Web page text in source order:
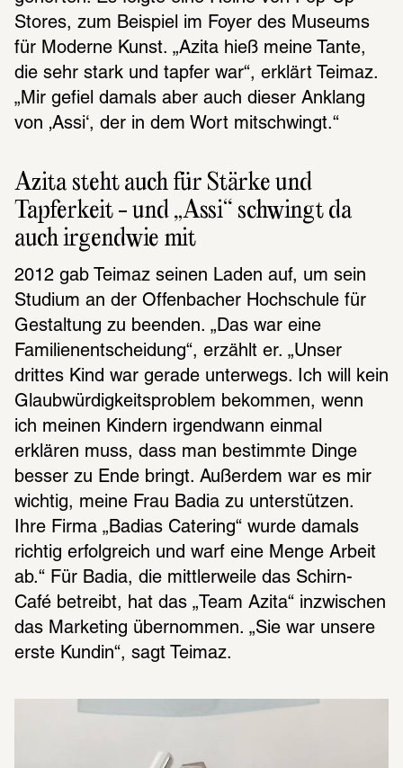
Stores, zum Beispiel im Foyer des Museums
für Moderne Kunst. „Azita hieß meine Tante,
die sehr stark und tapfer war“, erklärt Teimaz.
„Mir gefiel damals aber auch dieser Anklang
von ‚Assi‘, der in dem Wort mitschwingt.“
Azita steht auch für Stärke und
Tapferkeit - und „Assi“ schwingt da
auch irgendwie mit
2012 gab Teimaz seinen Laden auf, um sein
Studium an der Offenbacher Hochschule für
Gestaltung zu beenden. „Das war eine
Familienentscheidung“, erzählt er. „Unser
drittes Kind war gerade unterwegs. Ich will kein
Glaubwürdigkeitsproblem bekommen, wenn
ich meinen Kindern irgendwann einmal
erklären muss, dass man bestimmte Dinge
besser zu Ende bringt. Außerdem war es mir
wichtig, meine Frau Badia zu unterstützen.
Ihre Firma „Badias Catering“ wurde damals
richtig erfolgreich und warf eine Menge Arbeit
ab.“ Für Badia, die mittlerweile das Schirn-
Café betreibt, hat das „Team Azita“ inzwischen
das Marketing übernommen. „Sie war unsere
erste Kundin“, sagt Teimaz.